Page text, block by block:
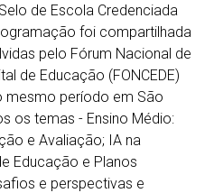
de Escola Credenciada
foi compartilhada
pelo Fórum Nacional de
de Educação (FONCEDE)
mesmo período em São
os temas - Ensino Médio:
e Avaliação; IA na
Educação e Planos
e perspectivas e